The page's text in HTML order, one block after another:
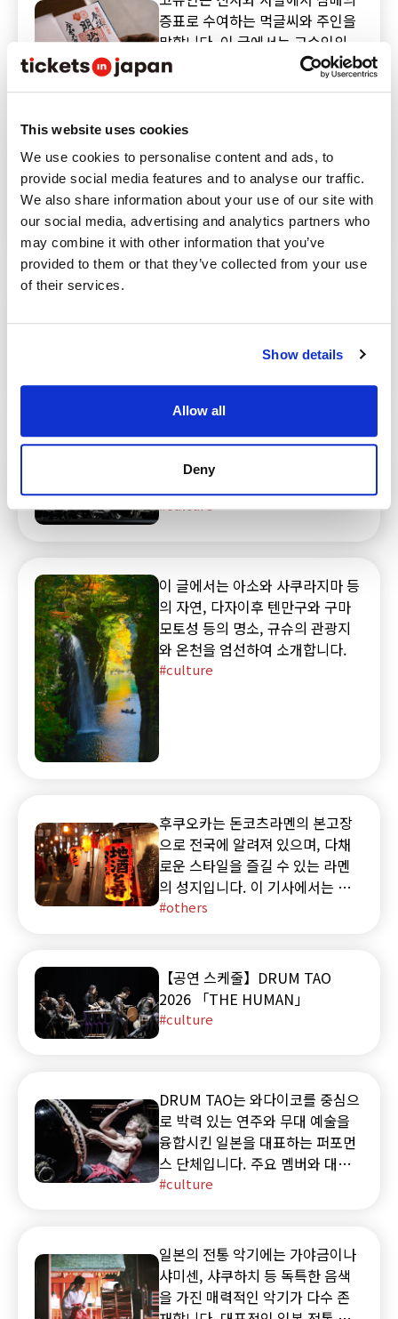
This website uses cookies
We use cookies to personalise content and ads, to
provide social media features and to analyse our traffic.
We also share information about your use of our site with
our social media, advertising and analytics partners who
may combine it with other information that you’ve
provided to them or that they’ve collected from your use
of their services.
Show details
Allow all
Deny
증표로 수여하는 먹글씨와 주인을
말합니다. 이 글에서는 고슈인의
의미와 매력, 올바른 받는 방법, 예
절과 인기 신사·사찰을 소개합니
명란젓이나 하카타 도리몬 등의 정
통 미식부터 아리타야키나 가라쓰
야키 등의 공예품까지, 선물하면
기뻐할 15가지 기념품을 엄선했습
니다. 후쿠오카공항이나 하카타역
등 관광 중간에 들를 수 있는 편리
others
몇 안 되는 포장마차 문화가 남아
있는 지역입니다. 후쿠오카만의 전
꼭 들러보고 싶은 곳입니다. 이 글
에서는 나카스의 추천 포장마차를
【공연 스케줄】DRUM TAO
culture
이 글에서는 아소와 사쿠라지마 등
의 자연, 다자이후 텐만구와 구마
모토성 등의 명소, 규슈의 관광지
와 온천을 엄선하여 소개합니다.
culture
후쿠오카는 돈코츠라멘의 본고장
으로 전국에 알려져 있으며, 다채
로운 스타일을 즐길 수 있는 라멘
의 성지입니다. 이 기사에서는 노
포부터 화제의 신규 매장까지 후쿠
others
【공연 스케줄】DRUM TAO
2026 「THE HUMAN」
culture
DRUM TAO는 와다이코를 중심으
로 박력 있는 연주와 무대 예술을
융합시킨 일본을 대표하는 퍼포먼
스 단체입니다. 주요 멤버와 대표
적인 공연, 정례 이벤트 'TAO의 여
다.
culture
일본의 전통 악기에는 가야금이나
샤미센, 샤쿠하치 등 독특한 음색
을 가진 매력적인 악기가 다수 존